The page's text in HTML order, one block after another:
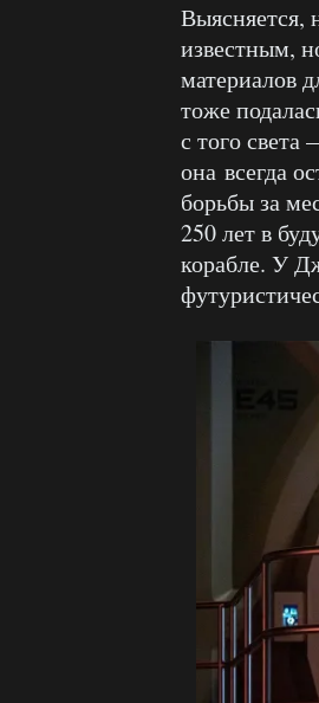
Выясняется,
известным,
материалов
тоже
с того
она всегда
борьбы за
250 лет в
корабле. У